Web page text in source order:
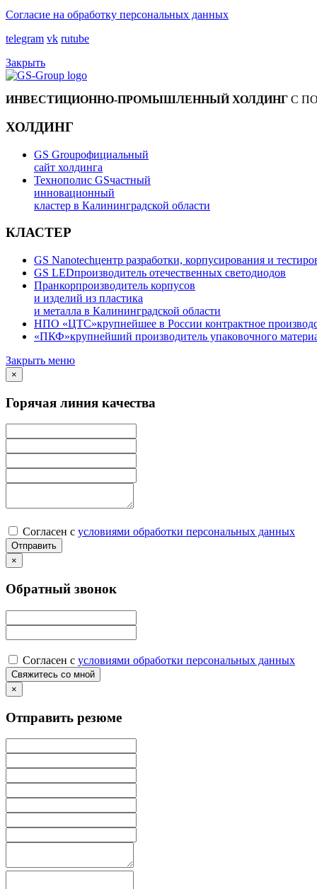
Согласие на обработку персональных данных
telegram vk rutube
Закрыть
ИНВЕСТИЦИОННО-ПРОМЫШЛЕННЫЙ ХОЛДИНГ С
ХОЛДИНГ
GS Groupофициальный
сайт холдинга
Технополис GSчастный
инновационный
кластер в Калининградской области
КЛАСТЕР
GS Nanotechцентр разработки, корпусирования и
GS LEDпроизводитель отечественных светодиодов
Пранкорпроизводитель корпусов
и изделий из пластика
и металла в Калининградской области
НПО «ЦТС»крупнейшее в России контрактное
«ПКФ»крупнейший производитель упаковочного
Закрыть меню
×
Горячая линия качества
Согласен с условиями обработки персональных данных
×
Обратный звонок
Согласен с условиями обработки персональных данных
×
Отправить резюме